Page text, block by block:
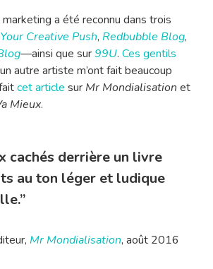
a été reconnu dans trois
Your Creative Push, Redbubble Blog,
—ainsi que sur99U. Ces gentils
autre artiste m’ont fait beaucoup
cet article sur Mr Mondialisation et
Mieux.
cachés derrière un livre
au ton léger et ludique
Mr Mondialisation, août 2016